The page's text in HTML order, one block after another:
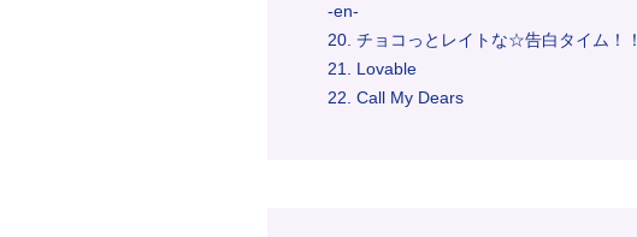
-en-
20. チョコっとレイトな☆告白タイム！！
21. Lovable
22. Call My Dears